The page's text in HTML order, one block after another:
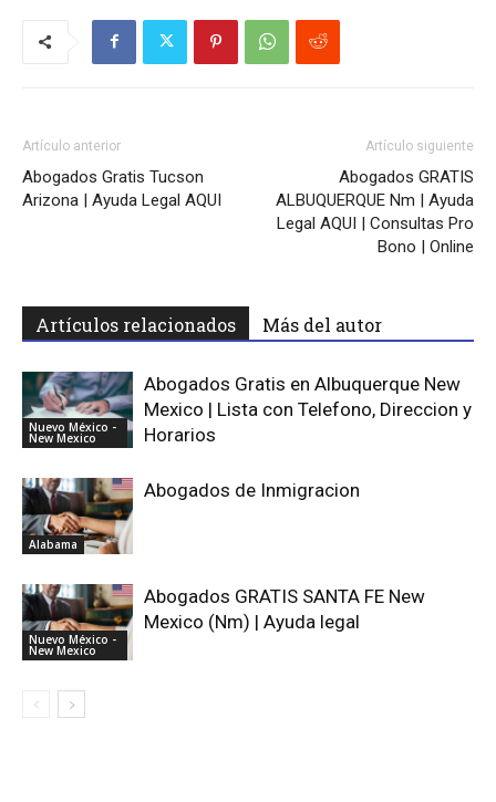
Artículo anterior
Abogados Gratis Tucson
Arizona | Ayuda Legal AQUI
Artículo siguiente
Abogados GRATIS
ALBUQUERQUE Nm | Ayuda
Legal AQUI | Consultas Pro
Bono | Online
Artículos relacionados Más del autor
Nuevo México -
New Mexico
Abogados Gratis en Albuquerque New
Mexico | Lista con Telefono, Direccion y
Horarios
Alabama
Abogados de Inmigracion
Nuevo México -
New Mexico
Abogados GRATIS SANTA FE New
Mexico (Nm) | Ayuda legal